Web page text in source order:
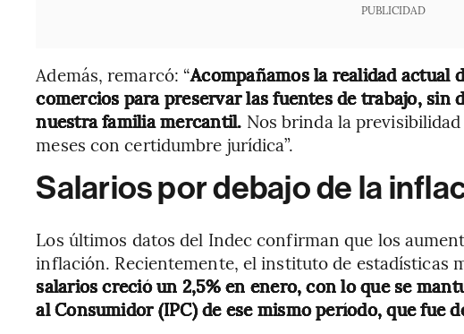
PUBLICIDAD
Además, remarcó: “Acompañamos la realidad actual
comercios para preservar las fuentes de trabajo, sin
nuestra familia mercantil. Nos brinda la
meses con certidumbre jurídica”.
Salarios por debajo de la
Los últimos datos del Indec confirman que los
inflación. Recientemente, el instituto de estadísticas
salarios creció un 2,5% en enero, con lo que se
al Consumidor (IPC) de ese mismo período, que fue